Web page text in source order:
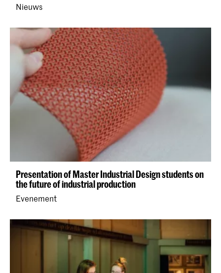
Nieuws
Presentation of Master Industrial Design students on
the future of industrial production
Evenement